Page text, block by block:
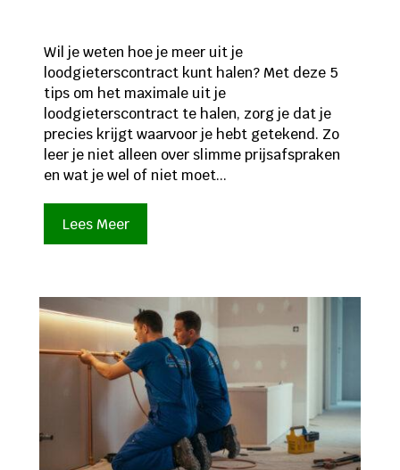
Wil je weten hoe je meer uit je
loodgieterscontract kunt halen? Met deze 5
tips om het maximale uit je
loodgieterscontract te halen, zorg je dat je
precies krijgt waarvoor je hebt getekend. Zo
leer je niet alleen over slimme prijsafspraken
en wat je wel of niet moet...
Lees Meer